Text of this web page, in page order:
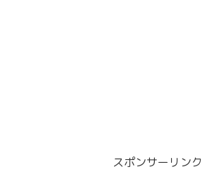
スポンサーリンク